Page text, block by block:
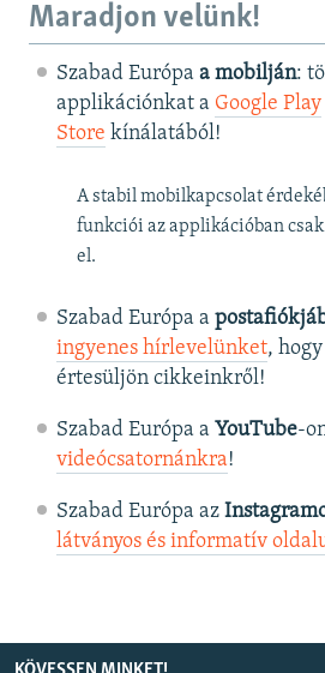
Maradjon velünk!
Szabad Európa a mobilján:
applikációnkat a Google Play
Store kínálatából!
A stabil mobilkapcsolat
funkciói az applikációban
el.
Szabad Európa a
ingyenes hírlevelünket,
értesüljön cikkeinkről!
Szabad Európa a YouTube-
videócsatornánkra!
Szabad Európa az
látványos és informatív